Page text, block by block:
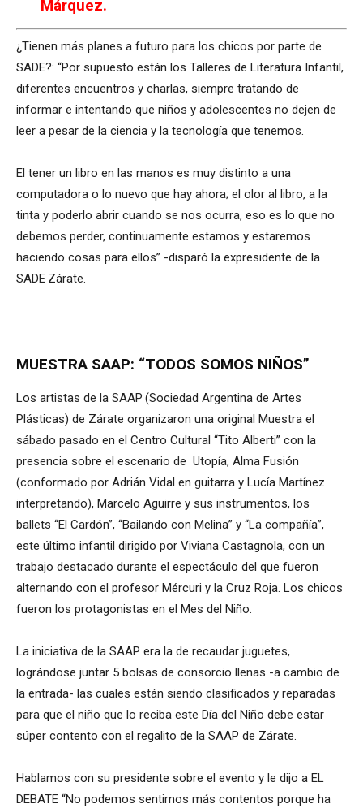
Márquez.
¿Tienen más planes a futuro para los chicos por parte de
SADE?: “Por supuesto están los Talleres de Literatura Infantil,
diferentes encuentros y charlas, siempre tratando de
informar e intentando que niños y adolescentes no dejen de
leer a pesar de la ciencia y la tecnología que tenemos.
El tener un libro en las manos es muy distinto a una
computadora o lo nuevo que hay ahora; el olor al libro, a la
tinta y poderlo abrir cuando se nos ocurra, eso es lo que no
debemos perder, continuamente estamos y estaremos
haciendo cosas para ellos” -disparó la expresidente de la
SADE Zárate.
MUESTRA SAAP: “TODOS SOMOS NIÑOS”
Los artistas de la SAAP (Sociedad Argentina de Artes
Plásticas) de Zárate organizaron una original Muestra el
sábado pasado en el Centro Cultural “Tito Alberti” con la
presencia sobre el escenario de Utopía, Alma Fusión
(conformado por Adrián Vidal en guitarra y Lucía Martínez
interpretando), Marcelo Aguirre y sus instrumentos, los
ballets “El Cardón”, “Bailando con Melina” y “La compañía”,
este último infantil dirigido por Viviana Castagnola, con un
trabajo destacado durante el espectáculo del que fueron
alternando con el profesor Mércuri y la Cruz Roja. Los chicos
fueron los protagonistas en el Mes del Niño.
La iniciativa de la SAAP era la de recaudar juguetes,
lográndose juntar 5 bolsas de consorcio llenas -a cambio de
la entrada- las cuales están siendo clasificados y reparadas
para que el niño que lo reciba este Día del Niño debe estar
súper contento con el regalito de la SAAP de Zárate.
Hablamos con su presidente sobre el evento y le dijo a EL
DEBATE “No podemos sentirnos más contentos porque ha